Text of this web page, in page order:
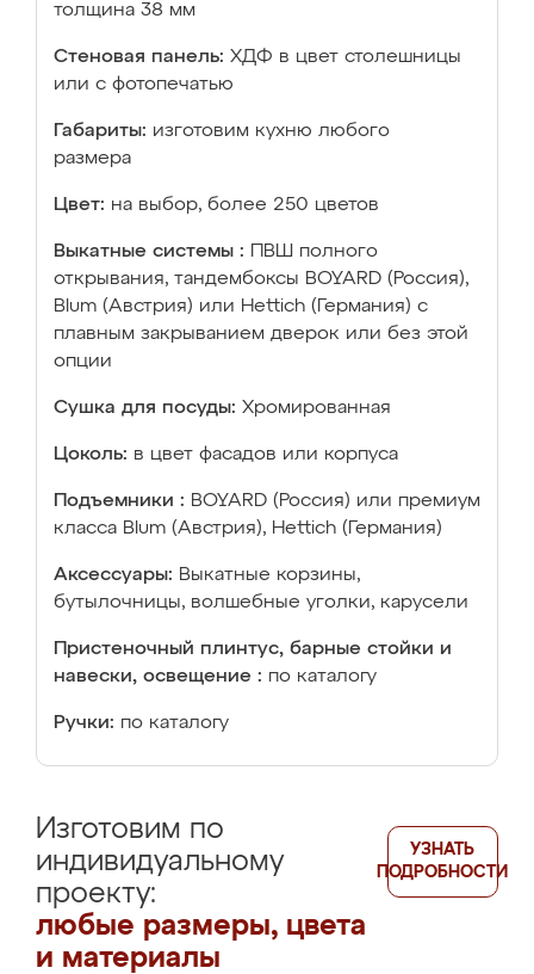
толщина 38 мм
Стеновая панель: ХДФ в цвет столешницы
или с фотопечатью
Габариты: изготовим кухню любого
размера
Цвет: на выбор, более 250 цветов
Выкатные системы :
ПВШ полного
открывания, тандембоксы BOYARD (Россия),
Blum (Австрия) или Hettich (Германия) с
плавным закрыванием дверок или без этой
опции
Сушка для посуды: Хромированная
Цоколь: в цвет фасадов или корпуса
Подъемники : BOYARD (Россия) или премиум
класса Blum (Австрия), Hettich (Германия)
Аксессуары: Выкатные корзины,
бутылочницы, волшебные уголки, карусели
Пристеночный плинтус, барные стойки и
навески, освещение : по каталогу
Ручки: по каталогу
Изготовим по
индивидуальному
проекту:
любые размеры, цвета
и материалы
УЗНАТЬ
ПОДРОБНОСТИ